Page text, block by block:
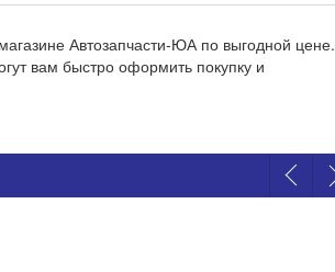
Автозапчасти-ЮА по выгодной цене.
вам быстро оформить покупку и